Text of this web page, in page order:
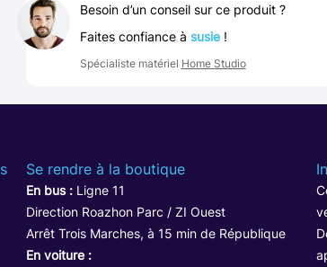
Besoin d’un conseil sur ce produit ?
Faites confiance à susie!
Spécialiste matériel Home Studio
Se rendre à la boutique
En bus :Ligne 11
Direction Roazhon Parc / ZI Ouest
Arrêt Trois Marches, à 15 min de République
En voiture :